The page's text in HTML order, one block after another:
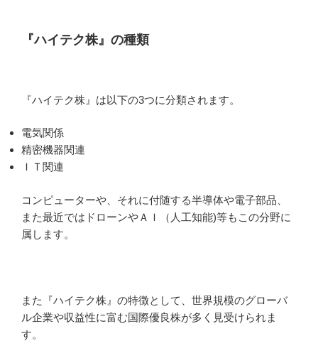
『ハイテク株』の種類
『ハイテク株』は以下の3つに分類されます。
電気関係
精密機器関連
ＩＴ関連
コンピューターや、それに付随する半導体や電子部品、
また最近ではドローンやＡＩ（人工知能)等もこの分野に
属します。
また『ハイテク株』の特徴として、世界規模のグローバ
ル企業や収益性に富む国際優良株が多く見受けられま
す。